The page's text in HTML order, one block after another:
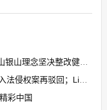
生态环境世界一流的自贸港金山白话
布 极客头条金山白话全集在线收听
彩中国